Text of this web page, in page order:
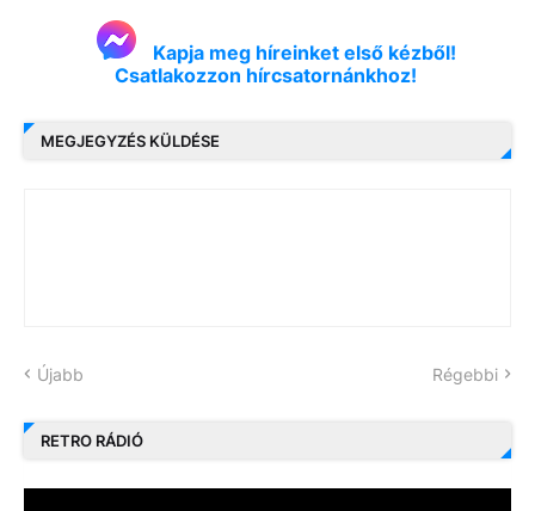
Kapja meg híreinket első kézből!
Csatlakozzon hírcsatornánkhoz!
MEGJEGYZÉS KÜLDÉSE
Újabb Régebbi
RETRO RÁDIÓ